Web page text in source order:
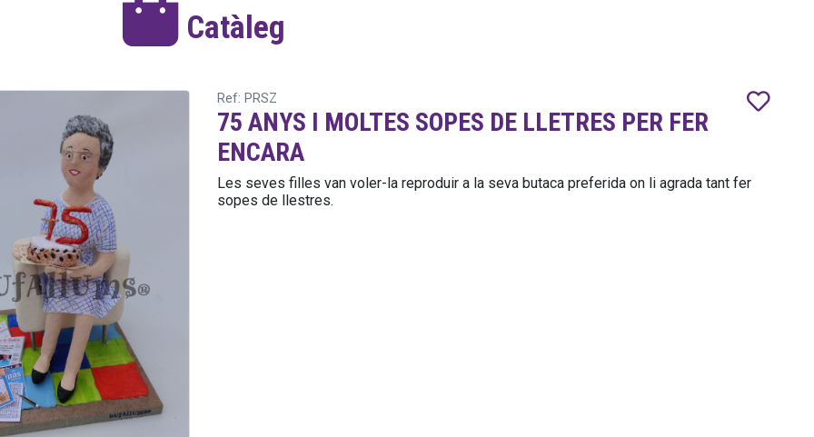
Catàleg
Ref: PRSZ
75 ANYS I MOLTES SOPES DE LLETRES PER FER
ENCARA
Les seves filles van voler-la reproduir a la seva butaca preferida on li agrada tant fer
sopes de llestres.